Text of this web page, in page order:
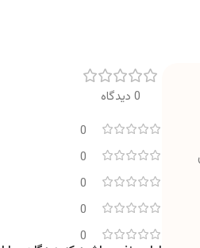
0 دیدگاه
0
0
0
0
0